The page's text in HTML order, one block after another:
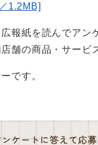
1.2MB]
報紙を読んでアン
舗の商品・サービ
です。